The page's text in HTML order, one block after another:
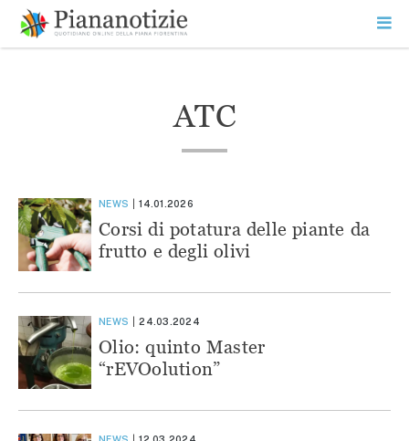
contenuto
SEARCH
ATC
NEWS 14.01.2026
Corsi di potatura delle piante da
frutto e degli olivi
NEWS 24.03.2024
Olio: quinto Master
“rEVOolution”
NEWS 12.03.2024